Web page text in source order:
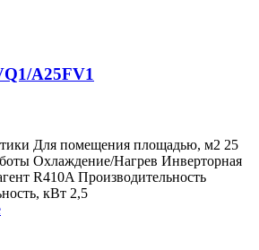
A25FV1
Для помещения площадью, м2 25
Охлаждение/Нагрев Инверторная
R410A Производительность
кВт 2,5